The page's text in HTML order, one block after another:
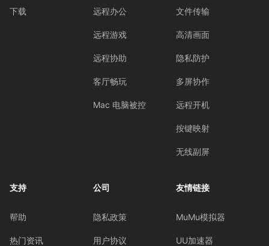
下载 远程办公
远程游戏
远程协助
客厅畅玩
Mac 电脑被控
文件传输
高清画面
隐私防护
多屏协作
远程开机
按键映射
无线副屏
支持
帮助
热门资讯
公司
隐私政策
用户协议
友情链接
MuMu模拟器
UU加速器